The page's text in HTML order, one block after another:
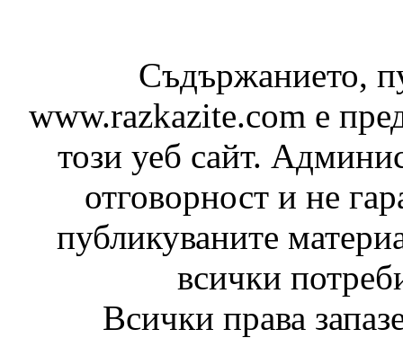
Съдържанието,
www.razkazite.com е
този уеб сайт.
отговорност и не
публикуваните
всички
Всички права